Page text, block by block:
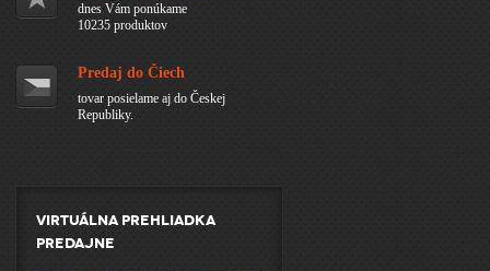
dnes Vám ponúkame
10235 produktov
Predaj do Čiech
tovar posielame aj do Českej
Republiky.
Virtuálna prehliadka
predajne